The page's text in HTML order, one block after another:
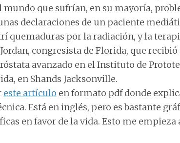
mundo que sufrían, en su mayoría,
declaraciones de un paciente
quemaduras por la radiación, y la
congresista de Florida, que
avanzado en el Instituto de
en Shands Jacksonville.
este artículo en formato pdf donde
Está en inglés, pero es bastante
en favor de la vida. Esto me empieza